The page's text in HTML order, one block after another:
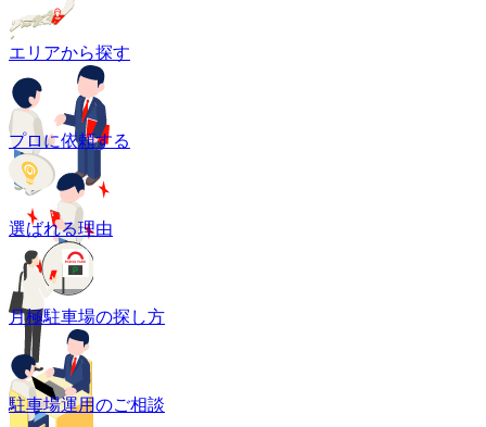
エリアから探す
プロに依頼する
選ばれる理由
月極駐車場の探し方
駐車場運用のご相談